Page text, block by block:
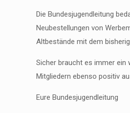
Die Bundesjugendleitung
Neubestellungen von
Altbestände mit dem
Sicher braucht es immer ein
Mitgliedern ebenso positiv
Eure Bundesjugendleitung